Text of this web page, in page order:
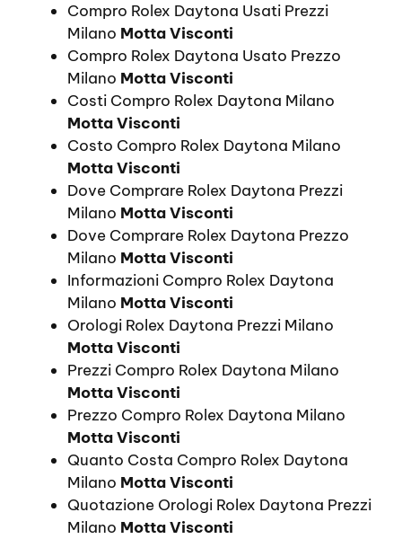
Compro Rolex Daytona Usati Prezzi
Milano Motta Visconti
Compro Rolex Daytona Usato Prezzo
Milano Motta Visconti
Costi Compro Rolex Daytona Milano
Motta Visconti
Costo Compro Rolex Daytona Milano
Motta Visconti
Dove Comprare Rolex Daytona Prezzi
Milano Motta Visconti
Dove Comprare Rolex Daytona Prezzo
Milano Motta Visconti
Informazioni Compro Rolex Daytona
Milano Motta Visconti
Orologi Rolex Daytona Prezzi Milano
Motta Visconti
Prezzi Compro Rolex Daytona Milano
Motta Visconti
Prezzo Compro Rolex Daytona Milano
Motta Visconti
Quanto Costa Compro Rolex Daytona
Milano Motta Visconti
Quotazione Orologi Rolex Daytona Prezzi
Milano Motta Visconti